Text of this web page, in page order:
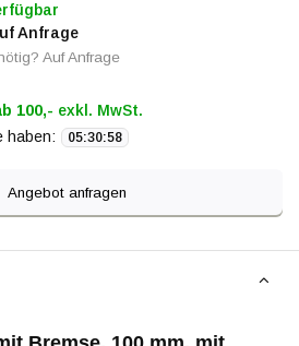
Anfrage
Auf Anfrage
100,- exkl. MwSt.
haben: 05:30:57
Angebot anfragen